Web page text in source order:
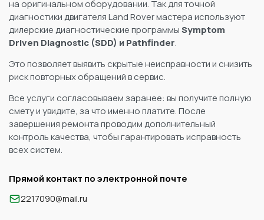
на оригинальном оборудовании. Так для точной
диагностики двигателя Land Rover мастера используют
дилерские диагностические программыSymptom
Driven Diagnostic (SDD) и Pathfinder.
Это позволяет выявить скрытые неисправности и снизить
риск повторных обращений в сервис.
Все услуги согласовываем заранее: вы получите полную
смету и увидите, за что именно платите. После
завершения ремонта проводим дополнительный
контроль качества, чтобы гарантировать исправность
всех систем.
Прямой контакт по электронной почте
2217090@mail.ru